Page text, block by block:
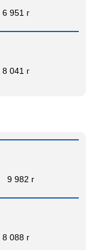
6 951 г
8 041 г
9 982 г
8 088 г